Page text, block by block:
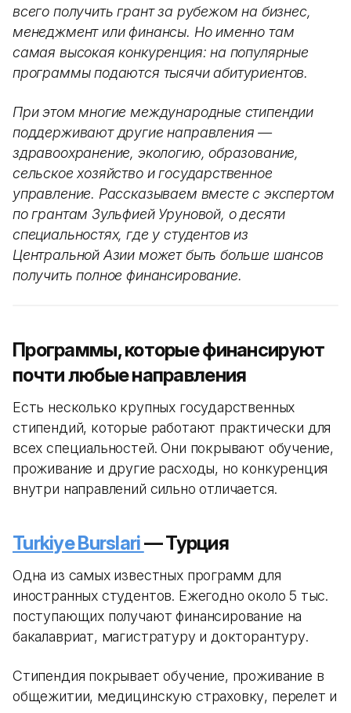
всего получить грант за рубежом на бизнес,
менеджмент или финансы. Но именно там
самая высокая конкуренция: на популярные
программы подаются тысячи абитуриентов.
При этом многие международные стипендии
поддерживают другие направления —
здравоохранение, экологию, образование,
сельское хозяйство и государственное
управление. Рассказываем вместе с экспертом
по грантам Зульфией Уруновой, о десяти
специальностях, где у студентов из
Центральной Азии может быть больше шансов
получить полное финансирование.
Программы, которые финансируют
почти любые направления
Есть несколько крупных государственных
стипендий, которые работают практически для
всех специальностей. Они покрывают обучение,
проживание и другие расходы, но конкуренция
внутри направлений сильно отличается.
Turkiye Burslari— Турция
Одна из самых известных программ для
иностранных студентов. Ежегодно около 5 тыс.
поступающих получают финансирование на
бакалавриат, магистратуру и докторантуру.
Стипендия покрывает обучение, проживание в
общежитии, медицинскую страховку, перелет и